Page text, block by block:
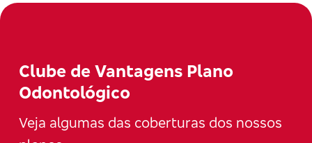
Clube de Vantagens Plano
Odontológico
Veja algumas das coberturas dos nossos